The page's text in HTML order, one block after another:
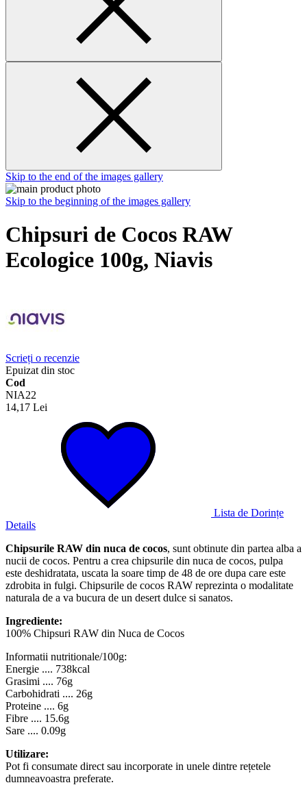
Skip to the end of the images gallery
Skip to the beginning of the images gallery
Chipsuri de Cocos RAW
Ecologice 100g, Niavis
Scrieți o recenzie
Epuizat din stoc
Cod
NIA22
14,17 Lei
Lista de Dorințe
Details
Chipsurile RAW din nuca de cocos, sunt obtinute din partea alba a
nucii de cocos. Pentru a crea chipsurile din nuca de cocos, pulpa
este deshidratata, uscata la soare timp de 48 de ore dupa care este
zdrobita in fulgi. Chipsurile de cocos RAW reprezinta o modalitate
naturala de a va bucura de un desert dulce si sanatos.
Ingrediente:
100% Chipsuri RAW din Nuca de Cocos
Informatii nutritionale/100g:
Energie .... 738kcal
Grasimi .... 76g
Carbohidrati .... 26g
Proteine .... 6g
Fibre .... 15.6g
Sare .... 0.09g
Utilizare:
Pot fi consumate direct sau incorporate in unele dintre rețetele
dumneavoastra preferate.